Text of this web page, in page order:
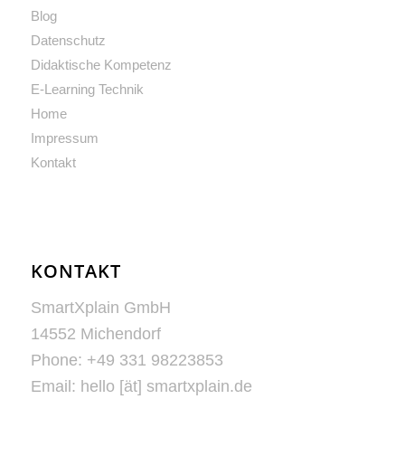
Blog
Datenschutz
Didaktische Kompetenz
E-Learning Technik
Home
Impressum
Kontakt
KONTAKT
SmartXplain GmbH
14552 Michendorf
Phone: +49 331 98223853
Email: hello [ät] smartxplain.de